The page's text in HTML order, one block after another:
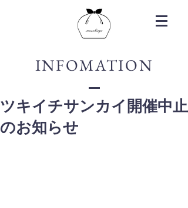
INFOMATION
ツキイチサンカイ開催中止
のお知らせ